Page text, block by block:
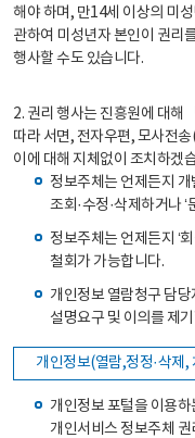
해야 하며, 만14세 이상의 미
관하여 미성년자 본인이 권리
행사할 수도 있습니다.
2. 권리 행사는 진흥원에 대해
따라 서면, 전자우편, 모사전
이에 대해 지체없이 조치하겠
정보주체는 언제든지 개
조회·수정·삭제하거나
정보주체는 언제든지 ‘
철회가 가능합니다.
개인정보 열람청구 담
설명요구 및 이의를 제
개인정보(열람,정정·삭제
개인정보 포털을 이용
개인서비스 정보주체